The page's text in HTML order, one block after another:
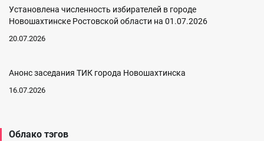
Установлена численность избирателей в городе
Новошахтинске Ростовской области на 01.07.2026
20.07.2026
Анонс заседания ТИК города Новошахтинска
16.07.2026
Облако тэгов